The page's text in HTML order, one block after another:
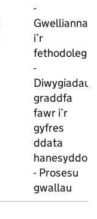
-
Gwelliannau
i’r
fethodoleg
-
Diwygiadau
graddfa
fawr i’r
gyfres
ddata
hanesyddol
- Prosesu
gwallau